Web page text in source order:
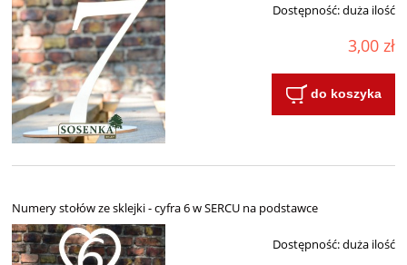
Dostępność:duża ilość
3,00 zł
do koszyka
Numery stołów ze sklejki - cyfra 6 w SERCU na podstawce
Dostępność:duża ilość